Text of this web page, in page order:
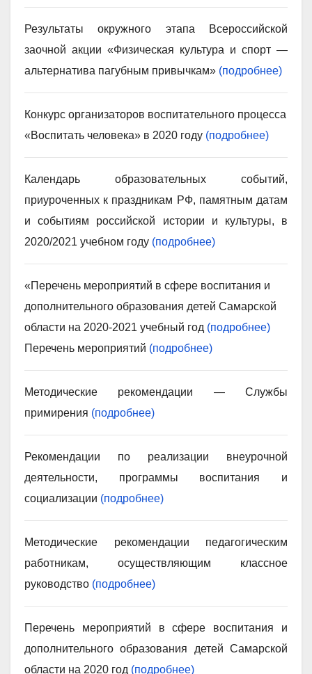
Результаты окружного этапа Всероссийской
заочной акции «Физическая культура и спорт —
альтернатива пагубным привычкам» (подробнее)
Конкурс организаторов воспитательного процесса
«Воспитать человека» в 2020 году (подробнее)
Календарь образовательных событий,
приуроченных к праздникам РФ, памятным датам
и событиям российской истории и культуры, в
2020/2021 учебном году (подробнее)
«Перечень мероприятий в сфере воспитания и
дополнительного образования детей Самарской
области на 2020-2021 учебный год (подробнее)
Перечень мероприятий (подробнее)
Методические рекомендации — Службы
примирения (подробнее)
Рекомендации по реализации внеурочной
деятельности, программы воспитания и
социализации (подробнее)
Методические рекомендации педагогическим
работникам, осуществляющим классное
руководство (подробнее)
Перечень мероприятий в сфере воспитания и
дополнительного образования детей Самарской
области на 2020 год (подробнее)